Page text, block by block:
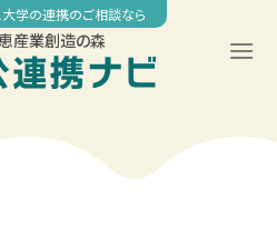
学の連携のご相談なら
産業創造の森